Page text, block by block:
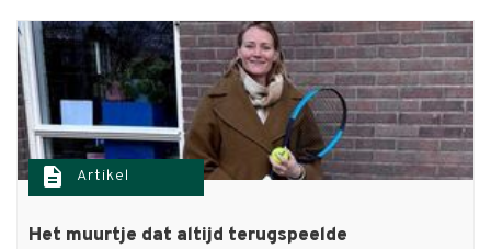
description Artikel
Het muurtje dat altijd terugspeelde